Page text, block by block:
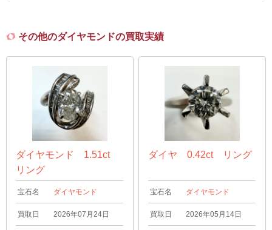
その他のダイヤモンドの買取実績
ダイヤモンド 1.51ct
リング
宝石名 ダイヤモンド
買取日 2026年07月24日
ダイヤ 0.42ct リング
宝石名 ダイヤモンド
買取日 2026年05月14日